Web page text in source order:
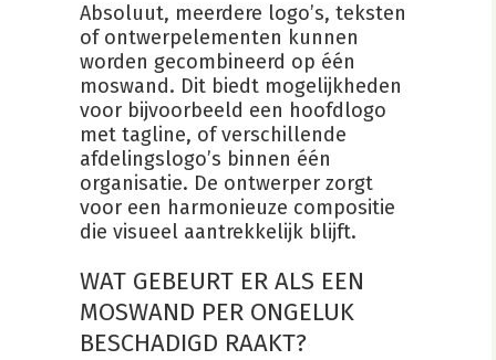
Absoluut, meerdere logo’s, teksten
of ontwerpelementen kunnen
worden gecombineerd op één
moswand. Dit biedt mogelijkheden
voor bijvoorbeeld een hoofdlogo
met tagline, of verschillende
afdelingslogo’s binnen één
organisatie. De ontwerper zorgt
voor een harmonieuze compositie
die visueel aantrekkelijk blijft.
WAT GEBEURT ER ALS EEN
MOSWAND PER ONGELUK
BESCHADIGD RAAKT?